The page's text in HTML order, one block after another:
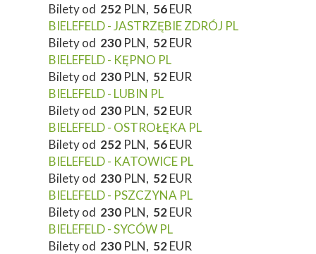
Bilety od 252 PLN, 56EUR
BIELEFELD - JASTRZĘBIE ZDRÓJ PL
Bilety od 230 PLN, 52EUR
BIELEFELD - KĘPNO PL
Bilety od 230 PLN, 52EUR
BIELEFELD - LUBIN PL
Bilety od 230 PLN, 52EUR
BIELEFELD - OSTROŁĘKA PL
Bilety od 252 PLN, 56EUR
BIELEFELD - KATOWICE PL
Bilety od 230 PLN, 52EUR
BIELEFELD - PSZCZYNA PL
Bilety od 230 PLN, 52EUR
BIELEFELD - SYCÓW PL
Bilety od 230 PLN, 52EUR